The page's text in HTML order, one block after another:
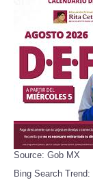
Source: Gob MX
Bing Search Trend: